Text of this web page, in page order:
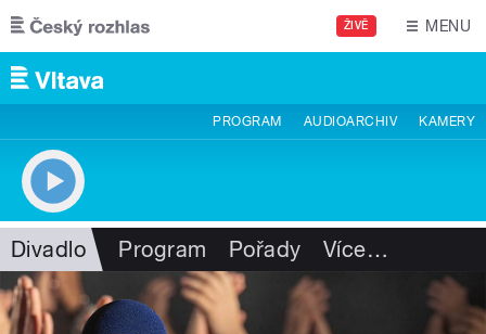
Přejít k hlavnímu obsahu
ŽIVĚ MENU
PROGRAM AUDIOARCHIV KAMERY
Divadlo Program Pořady Více…